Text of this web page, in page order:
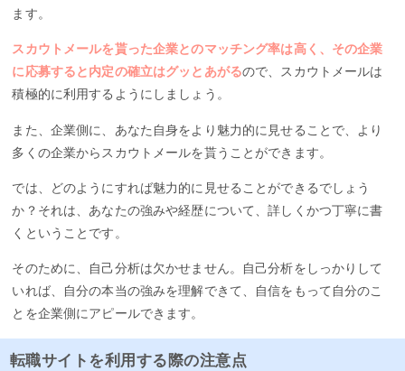
ます。
スカウトメールを貰った企業とのマッチング率は高く、その企業
に応募すると内定の確立はグッとあがるので、スカウトメールは
積極的に利用するようにしましょう。
また、企業側に、あなた自身をより魅力的に見せることで、より
多くの企業からスカウトメールを貰うことができます。
では、どのようにすれば魅力的に見せることができるでしょう
か？それは、あなたの強みや経歴について、詳しくかつ丁寧に書
くということです。
そのために、自己分析は欠かせません。自己分析をしっかりして
いれば、自分の本当の強みを理解できて、自信をもって自分のこ
とを企業側にアピールできます。
転職サイトを利用する際の注意点